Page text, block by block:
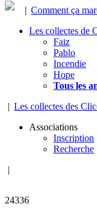
| Comment ça
Les collectes de
Faiz
Pablo
Incendie
Hope
Tous les
| Les collectes des
Associations
Inscription
Recherche
|
24336